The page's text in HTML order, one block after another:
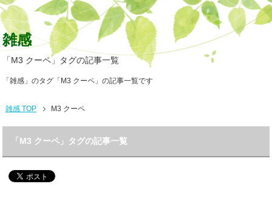
雑感
「M3 クーペ」タグの記事一覧
「雑感」のタグ「M3 クーペ」の記事一覧です
雑感 TOP M3 クーペ
「M3 クーペ」タグの記事一覧